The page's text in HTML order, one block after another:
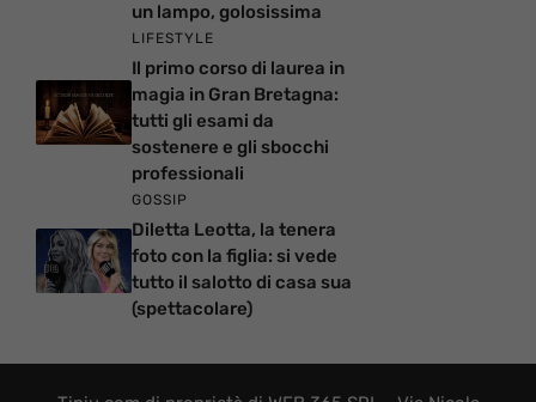
un lampo, golosissima
LIFESTYLE
Il primo corso di laurea in
magia in Gran Bretagna:
tutti gli esami da
sostenere e gli sbocchi
professionali
GOSSIP
Diletta Leotta, la tenera
foto con la figlia: si vede
tutto il salotto di casa sua
(spettacolare)